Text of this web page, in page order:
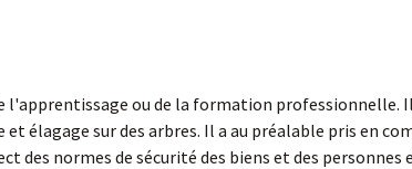
ou de la formation professionnelle.
élagage sur des arbres. Il a au préalable pris en
des normes de sécurité des biens et des